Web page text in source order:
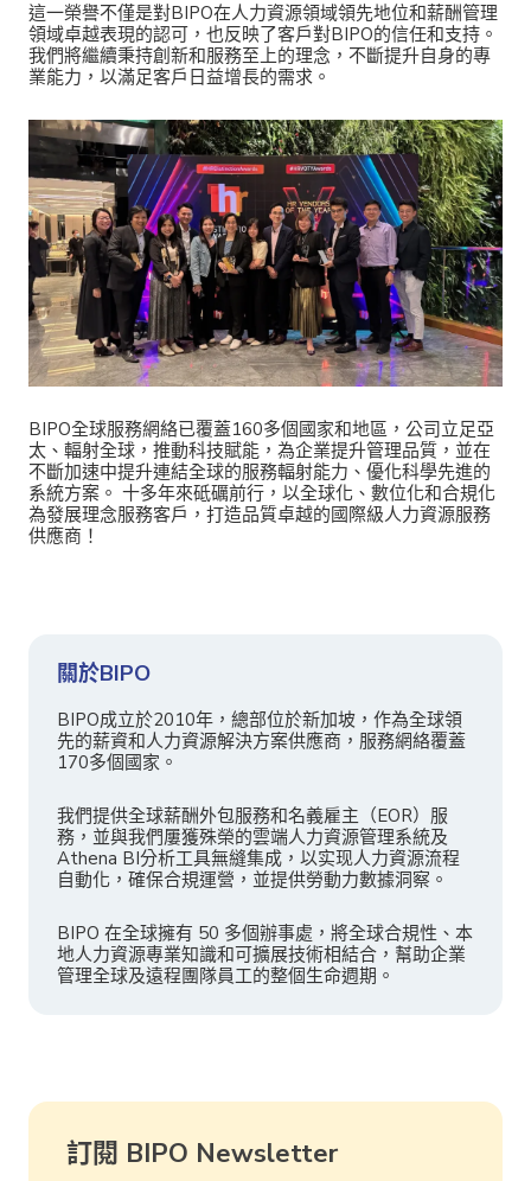
這一榮譽不僅是對BIPO在人力資源領域領先地位和薪酬管理
領域卓越表現的認可，也反映了客戶對BIPO的信任和支持。
我們將繼續秉持創新和服務至上的理念，不斷提升自身的專
業能力，以滿足客戶日益增長的需求。
BIPO全球服務網絡已覆蓋160多個國家和地區，公司立足亞
太、輻射全球，推動科技賦能，為企業提升管理品質，並在
不斷加速中提升連結全球的服務輻射能力、優化科學先進的
系統方案。 十多年來砥礪前行，以全球化、數位化和合規化
為發展理念服務客戶，打造品質卓越的國際級人力資源服務
供應商！
關於BIPO
BIPO成立於2010年，總部位於新加坡，作為全球領
先的薪資和人力資源解決方案供應商，服務網絡覆蓋
170多個國家。
我們提供全球薪酬外包服務和名義雇主（EOR）服
務，並與我們屢獲殊榮的雲端人力資源管理系統及
Athena BI分析工具無縫集成，以实现人力資源流程
自動化，確保合規運營，並提供勞動力數據洞察。
BIPO 在全球擁有 50 多個辦事處，將全球合規性、本
地人力資源專業知識和可擴展技術相結合，幫助企業
管理全球及遠程團隊員工的整個生命週期。
訂閱 BIPO Newsletter